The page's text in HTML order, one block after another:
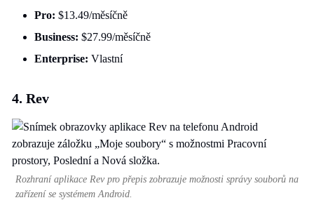
Pro: $13.49/měsíčně
Business: $27.99/měsíčně
Enterprise: Vlastní
4. Rev
Rozhraní aplikace Rev pro přepis zobrazuje možnosti správy souborů na
zařízení se systémem Android.